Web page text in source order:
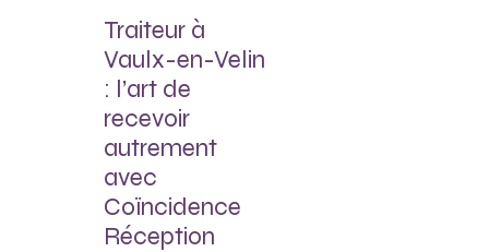
Traiteur à
Vaulx-en-Velin
: l’art de
recevoir
autrement
avec
Coïncidence
Réception